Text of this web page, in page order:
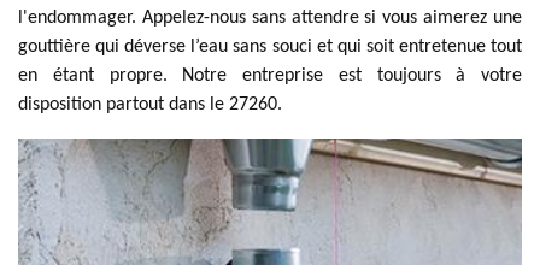
l'endommager. Appelez-nous sans attendre si vous aimerez une
gouttière qui déverse l’eau sans souci et qui soit entretenue tout
en étant propre. Notre entreprise est toujours à votre
disposition partout dans le 27260.